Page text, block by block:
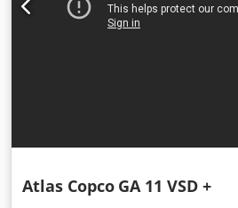
Atlas Copco GA 11 VSD +